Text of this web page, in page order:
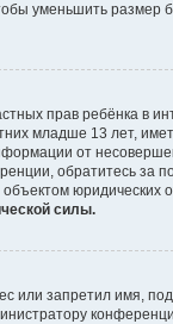
уменьшить размер
прав ребёнка в
младше 13 лет,
от
обратитесь за
юридических
силы.
запретил имя,